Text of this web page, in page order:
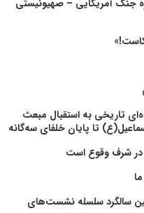
جنگ آمریکایی – صهیونیستی
تاریخی به استقبال مبعث
تا پایان خلفای سه‌گانه
در شرف وقوع است
سالگرد سلسله نشست‌های